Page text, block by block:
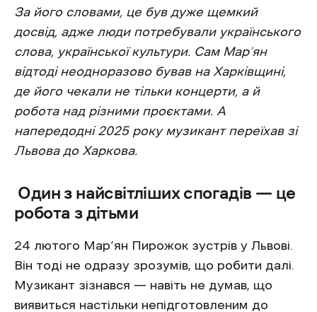
За його словами, це був дуже щемкий
досвід, адже люди потребували українського
слова, української культури. Сам Мар’ян
відтоді неодноразово бував на Харківщині,
де його чекали не тільки концерти, а й
робота над різними проєктами. А
напередодні 2025 року музикант переїхав зі
Львова до Харкова.
Один з найсвітліших спогадів — це
робота з дітьми
24 лютого Мар’ян Пирожок зустрів у Львові.
Він тоді не одразу зрозумів, що робити далі.
Музикант зізнався — навіть не думав, що
виявиться настільки непідготовленим до